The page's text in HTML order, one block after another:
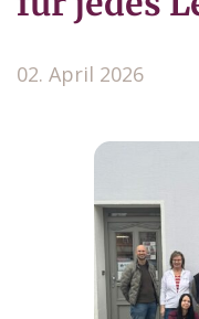
02. April 2026